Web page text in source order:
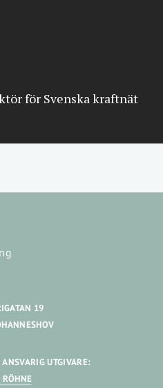
för Svenska kraftnät
19
UTGIVARE:
RÖHNE